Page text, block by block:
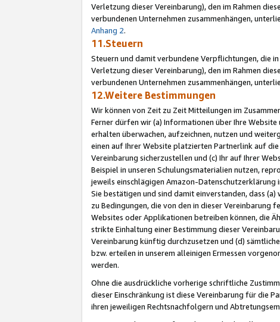
Verletzung dieser Vereinbarung), den im Rahmen
verbundenen Unternehmen zusammenhängen,
Anhang 2.
11.Steuern
Steuern und damit verbundene Verpflichtungen, die
Verletzung dieser Vereinbarung), den im Rahmen
verbundenen Unternehmen zusammenhängen,
12.Weitere Bestimmungen
Wir können von Zeit zu Zeit Mitteilungen im
Ferner dürfen wir (a) Informationen über Ihre
erhalten überwachen, aufzeichnen, nutzen und
einen auf Ihrer Website platzierten Partnerlink auf
Vereinbarung sicherzustellen und (c) Ihr auf Ihrer
Beispiel in unseren Schulungsmaterialien nutzen,
jeweils einschlägigen Amazon-Datenschutzerklärung
Sie bestätigen und sind damit einverstanden, dass
zu Bedingungen, die von den in dieser
Websites oder Applikationen betreiben können, die
strikte Einhaltung einer Bestimmung dieser
Vereinbarung künftig durchzusetzen und (d)
bzw. erteilen in unserem alleinigen Ermessen
werden.
Ohne die ausdrückliche vorherige schriftliche
dieser Einschränkung ist diese Vereinbarung für die
ihren jeweiligen Rechtsnachfolgern und